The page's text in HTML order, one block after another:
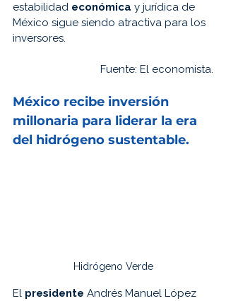
estabilidad económica y jurídica de
México sigue siendo atractiva para los
inversores.
Fuente: El economista.
México recibe inversión
millonaria para liderar la era
del hidrógeno sustentable.
Hidrógeno Verde
El presidente Andrés Manuel López